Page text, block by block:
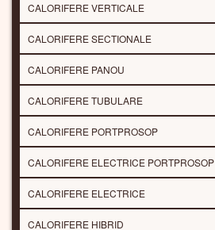
CALORIFERE VERTICALE
CALORIFERE SECTIONALE
CALORIFERE PANOU
CALORIFERE TUBULARE
CALORIFERE PORTPROSOP
CALORIFERE ELECTRICE PORTPROSOP
CALORIFERE ELECTRICE
CALORIFERE HIBRID